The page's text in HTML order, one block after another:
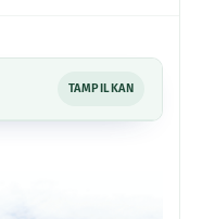
TAMPILKAN